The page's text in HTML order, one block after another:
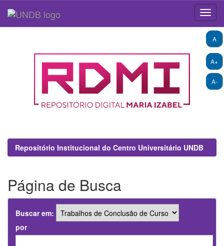
A+
A-
A
Repositório Institucional do Centro Universitário UNDB
Página de Busca
Buscar em:
por